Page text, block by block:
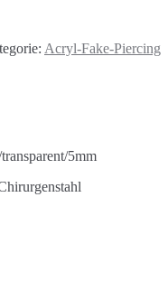
Acryl-Fake-Piercing
5mm